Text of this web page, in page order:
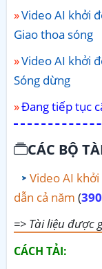
Video AI khởi
Giao thoa sóng
Video AI khởi
Sóng dừng
Đang tiếp tục
CÁC BỘ
Video AI
dẫn cả năm (
=> Tài liệu được
CÁCH TẢI: